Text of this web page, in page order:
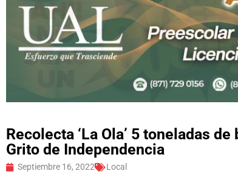
Recolecta ‘La Ola’ 5 toneladas
Grito de Independencia
Septiembre 16, 2022 Local